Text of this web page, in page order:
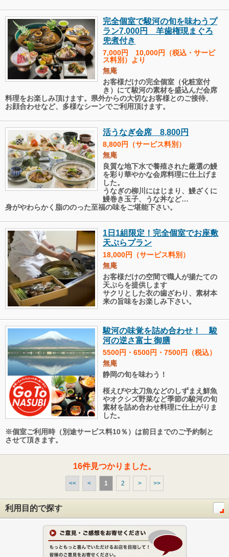
完全個室で駿河の旬を味わうプ
ラン7,000円 羊歯権現まぐろ
兜煮付き
7,000円 10,000円（税込・サービ
ス料別）より
無庵
お客様だけの完全個室（化粧室付
き）にて駿河の素材を盛込んだ会席
料理をお楽しみ頂けます。県外からの大切なお客様とのご接待、
お顔合わせなど、多様なシーンでご利用頂けます。
活うなぎ会席 8,800円
8,800円（サービス料別）
無庵
良質な地下水で養殖された厳選の鰻
を彩り華やかな会席料理に仕上げま
した。
うなぎの柳川にはじまり、鰻ざくに
鰻巻き玉子、うな丼など…
身がやわらかく脂ののった至福の味をご堪能下さい。
1日1組限定！完全個室でお座敷
天ぷらプラン
18,000円（サービス料別）
無庵
お客様だけの空間で職人が揚たての
天ぷらを提供します
サクリとした衣の歯ざわり、素材本
来の旨味をお楽しみ下さい。
駿河の味覚を詰め合わせ！ 駿
河の逆さ富士 御膳
5500円・6500円・7500円（税込）
無庵
静岡の旬を味わう！
桜えびや太刀魚などのしずまえ鮮魚
やオクシズ野菜など季節の駿河の旬
素材を詰め合わせ料理に仕上がりま
した。
※個室ご利用時（別途サービス料10％）は前日までのご予約制と
させて頂きます。
16件見つかりました。
<< < 1 2 > >>
利用目的で探す